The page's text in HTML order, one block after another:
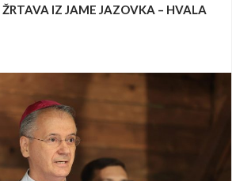
IZ JAME JAZOVKA – HVALA